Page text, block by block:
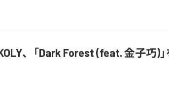
、「Dark Forest (feat. 金子巧)